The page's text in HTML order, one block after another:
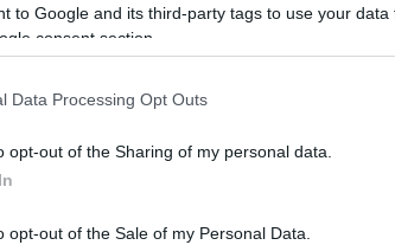
to Google and its third-party tags to use your
consent section.
Data Processing Opt Outs
opt-out of the Sharing of my personal data.
opt-out of the Sale of my Personal Data.
ütközött egy
a sofőr meghalt
egy vasúti átjáróban az autós.